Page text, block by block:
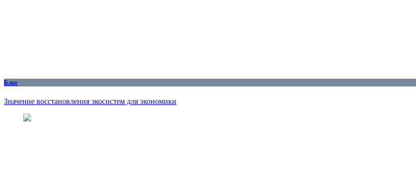
Блог
Значение восстановления экосистем для экономики